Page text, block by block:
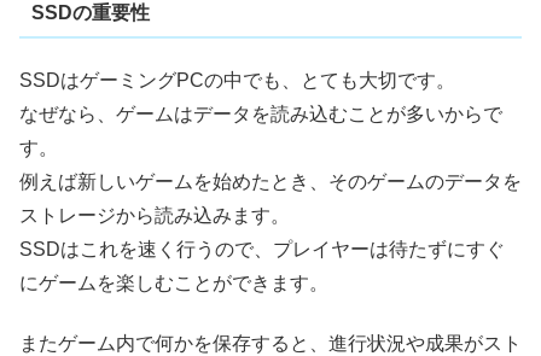
SSDの重要性
SSDはゲーミングPCの中でも、とても大切です。
なぜなら、ゲームはデータを読み込むことが多いからで
す。
例えば新しいゲームを始めたとき、そのゲームのデータを
ストレージから読み込みます。
SSDはこれを速く行うので、プレイヤーは待たずにすぐ
にゲームを楽しむことができます。
またゲーム内で何かを保存すると、進行状況や成果がスト